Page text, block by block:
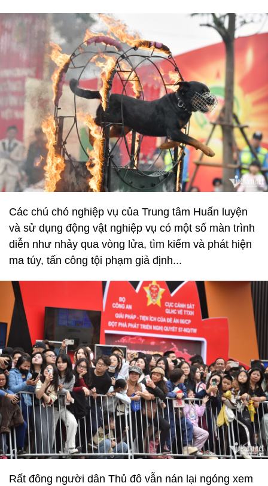
Các chú chó nghiệp vụ của Trung tâm Huấn luyện
và sử dụng động vật nghiệp vụ có một số màn trình
diễn như nhảy qua vòng lửa, tìm kiếm và phát hiện
ma túy, tấn công tội phạm giả định...
Rất đông người dân Thủ đô vẫn nán lại ngóng xem